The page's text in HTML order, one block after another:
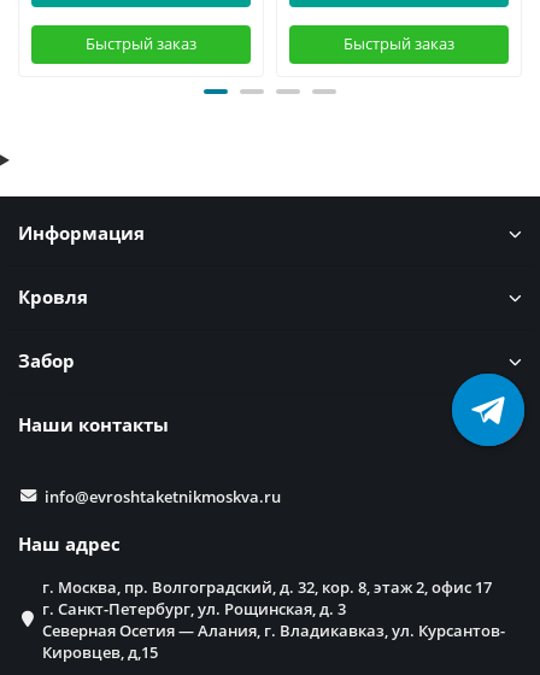
Быстрый заказ Быстрый заказ
Информация
Кровля
Забор
Наши контакты
info@evroshtaketnikmoskva.ru
Наш адрес
г. Москва, пр. Волгоградский, д. 32, кор. 8, этаж 2, офис 17
г. Санкт-Петербург, ул. Рощинская, д. 3
Северная Осетия — Алания, г. Владикавказ, ул. Курсантов-
Кировцев, д,15